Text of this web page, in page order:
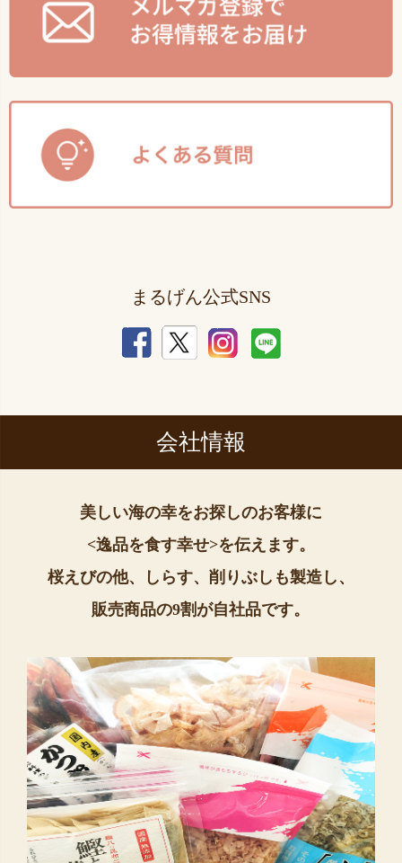
まるげん公式SNS
会社情報
美しい海の幸をお探しのお客様に
<逸品を食す幸せ>を伝えます。
桜えびの他、しらす、削りぶしも製造し、
販売商品の9割が自社品です。